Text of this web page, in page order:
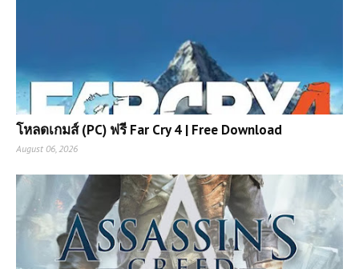
โหลดเกมส์ (PC) ฟรี Far Cry 4 | Free Download
August 06, 2026